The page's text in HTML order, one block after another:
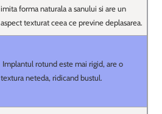
imita forma naturala a sanului si are un
aspect texturat ceea ce previne deplasarea.
Implantul rotund este mai rigid, are o
textura neteda, ridicand bustul.